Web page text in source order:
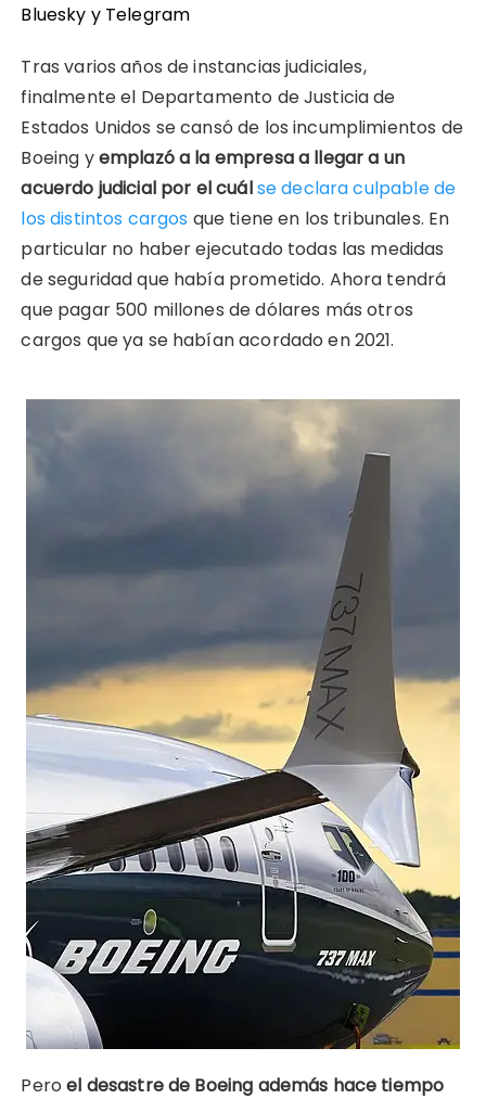
Bluesky y Telegram
Tras varios años de instancias judiciales,
finalmente el Departamento de Justicia de
Estados Unidos se cansó de los incumplimientos de
Boeing yemplazó a la empresa a llegar a un
acuerdo judicial por el cuálse declara culpable de
los distintos cargos que tiene en los tribunales. En
particular no haber ejecutado todas las medidas
de seguridad que había prometido. Ahora tendrá
que pagar 500 millones de dólares más otros
cargos que ya se habían acordado en 2021.
Peroel desastre de Boeing además hace tiempo